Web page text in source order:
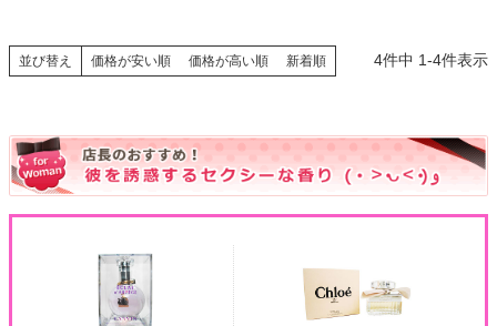
並び替え 価格が安い順 価格が高い順 新着順 4件中 1-4件表示